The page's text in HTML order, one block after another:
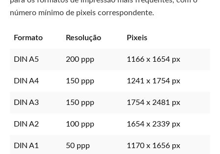
número mínimo de pixeis correspondente.
Formato Resolução Pixeis
DIN A5 200 ppp 1166 x 1654 px
DIN A4 150 ppp 1241 x 1754 px
DIN A3 150 ppp 1754 x 2481 px
DIN A2 100 ppp 1654 x 2339 px
DIN A1 50 ppp 1170 x 1656 px